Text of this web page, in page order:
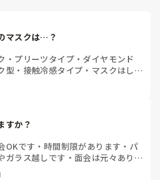
マスクは…？
・ プリーツタイプ・ ダイヤモンド
型 ・ 接触冷感タイプ ・ マスクはしま
すか？
OKです ・ 時間制限があります ・ パ
ガラス越しです ・ 面会は元々ありま